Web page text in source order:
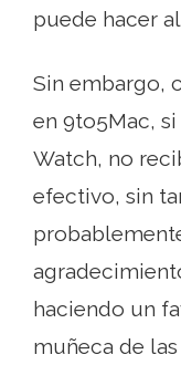
puede hacer
Sin embargo,
en 9to5Mac,
Watch, no
efectivo, sin
haciendo un
muñeca de